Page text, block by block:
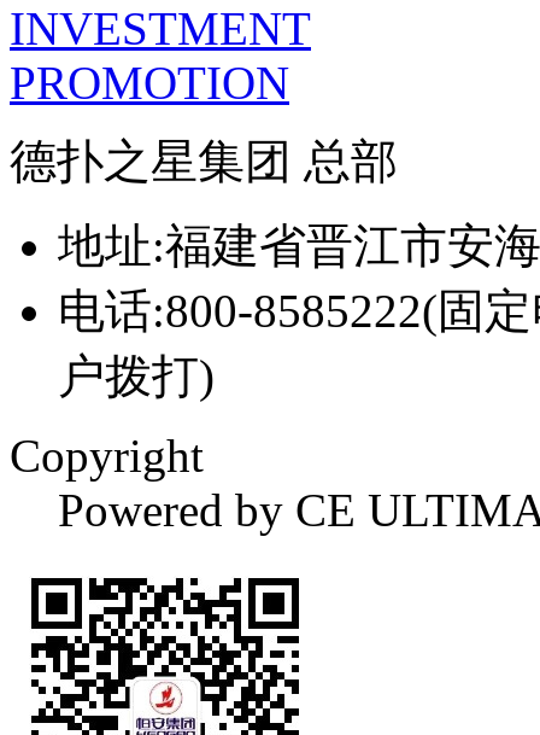
INVESTMENT
PROMOTION
德扑之星集团 总部
地址:福建省晋江市安
电话:800-8585222(固
户拨打)
Copyright
Powered by CE